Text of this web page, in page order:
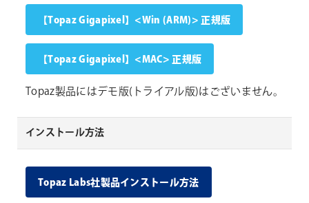
【Topaz Gigapixel】<Win (ARM)> 正規版
【Topaz Gigapixel】<MAC> 正規版
Topaz製品にはデモ版(トライアル版)はございません。
インストール方法
Topaz Labs社製品インストール方法